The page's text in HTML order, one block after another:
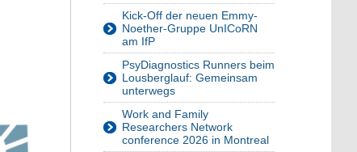
Kick-Off der neuen Emmy-
Noether-Gruppe UnICoRN
am IfP
PsyDiagnostics Runners beim
Lousberglauf: Gemeinsam
unterwegs
Work and Family
Researchers Network
conference 2026 in Montreal